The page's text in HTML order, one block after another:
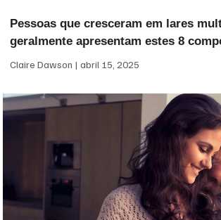
Pessoas que cresceram em lares
geralmente apresentam estes 8
Claire Dawson abril 15, 2025